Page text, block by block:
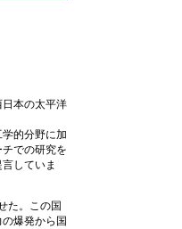
本の太平洋
的分野に加
での研究を
していま
た。この国
爆発から国